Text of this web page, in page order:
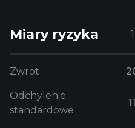
Miary ryzyka
Zwrot
Odchylenie
standardowe